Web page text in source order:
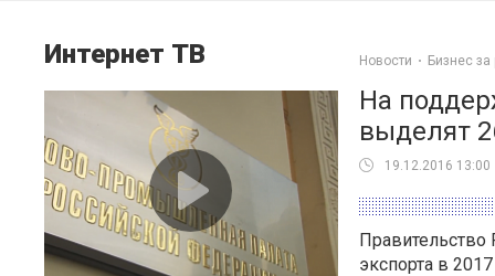
Интернет ТВ Новости Бизнес
На
выделят
19.12.2016 13:00
экспорта в